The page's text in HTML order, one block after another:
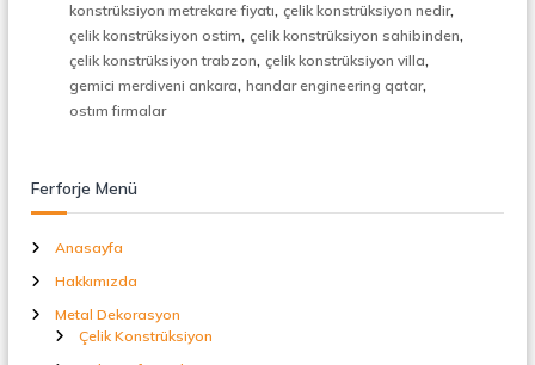
S
e
r
konstrüksiyon metrekare fiyatı, çelik konstrüksiyon nedir,
çelik konstrüksiyon ostim, çelik konstrüksiyon sahibinden,
çelik konstrüksiyon trabzon, çelik konstrüksiyon villa,
gemici merdiveni ankara, handar engineering qatar,
ostım firmalar
Ferforje Menü
Anasayfa
Hakkımızda
Metal Dekorasyon
Çelik Konstrüksiyon